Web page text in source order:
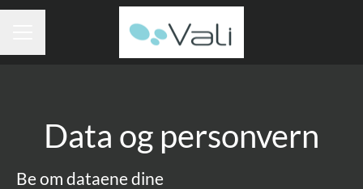
Data og personvern
Be om dataene dine